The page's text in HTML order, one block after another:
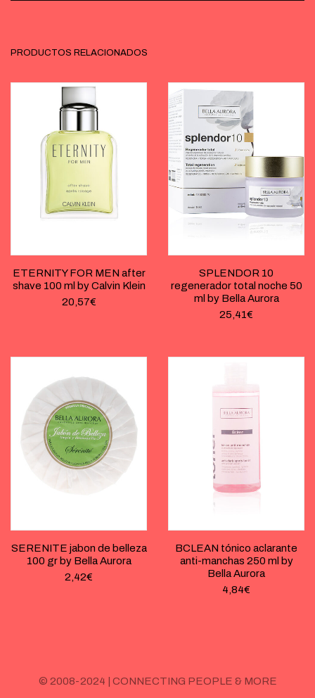
PRODUCTOS RELACIONADOS
ETERNITY FOR MEN after
shave 100 ml by Calvin Klein
20,57€
SPLENDOR 10
regenerador total noche 50
ml by Bella Aurora
25,41€
SERENITE jabon de belleza
100 gr by Bella Aurora
2,42€
BCLEAN tónico aclarante
anti-manchas 250 ml by
Bella Aurora
4,84€
© 2008-2024 | CONNECTING PEOPLE & MORE